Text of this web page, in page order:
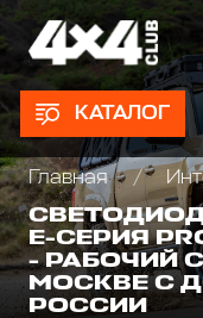
КАТАЛОГ
Главная
Е-СЕРИЯ
- РАБОЧИЙ
МОСКВЕ С
РОССИИ